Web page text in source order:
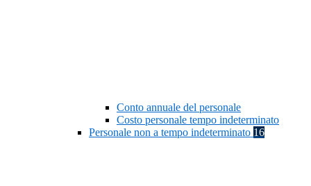
Conto annuale del personale
Costo personale tempo indeterminato
Personale non a tempo indeterminato 16